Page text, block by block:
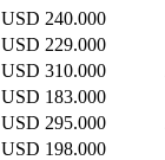
USD 240.000
USD 229.000
USD 310.000
USD 183.000
USD 295.000
USD 198.000